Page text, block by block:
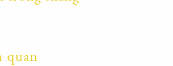
quan